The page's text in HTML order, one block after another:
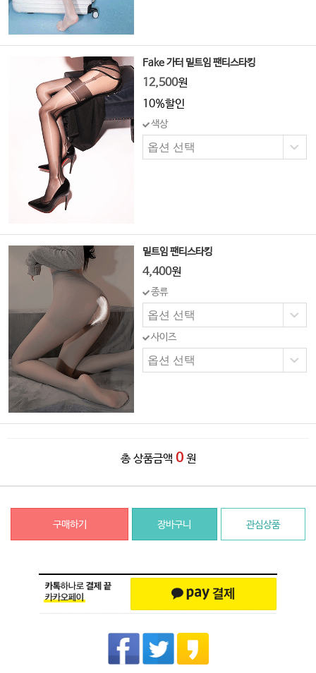
Fake 가터 밑트임 팬티스타킹
12,500원
10%할인
색상
밑트임 팬티스타킹
4,400원
종류
사이즈
총 상품금액 0 원
구매하기 장바구니 관심상품